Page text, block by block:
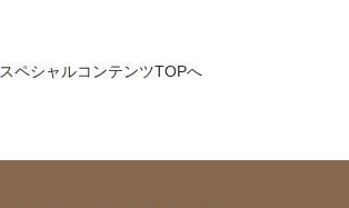
スペシャルコンテンツTOPへ